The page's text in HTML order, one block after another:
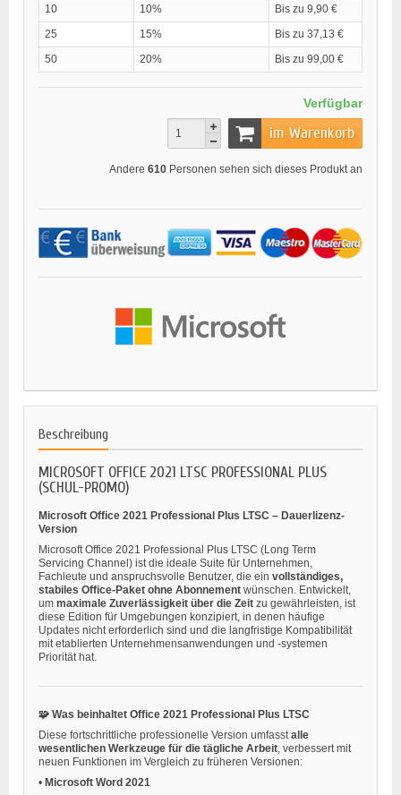
10
10%
Bis zu 9,90 €
25
15%
Bis zu 37,13 €
50
20% Bis zu 99,00 €
Verfügbar
im Warenkorb
Andere 610 Personen sehen sich dieses Produkt an
Beschreibung
MICROSOFT OFFICE 2021 LTSC PROFESSIONAL PLUS
(SCHUL-PROMO)
Microsoft Office 2021 Professional Plus LTSC – Dauerlizenz-
Version
Microsoft Office 2021 Professional Plus LTSC (Long Term
Servicing Channel) ist die ideale Suite für Unternehmen,
Fachleute und anspruchsvolle Benutzer, die ein vollständiges,
stabiles Office-Paket ohne Abonnement wünschen. Entwickelt,
um maximale Zuverlässigkeit über die Zeit zu gewährleisten, ist
diese Edition für Umgebungen konzipiert, in denen häufige
Updates nicht erforderlich sind und die langfristige Kompatibilität
mit etablierten Unternehmensanwendungen und -systemen
Priorität hat.
🧩 Was beinhaltet Office 2021 Professional Plus LTSC
Diese fortschrittliche professionelle Version umfasst alle
wesentlichen Werkzeuge für die tägliche Arbeit , verbessert mit
neuen Funktionen im Vergleich zu früheren Versionen:
• Microsoft Word 2021